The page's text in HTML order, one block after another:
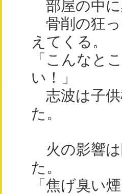
部屋の中に
骨削の狂っ
えてくる。
「こんな
い！」
志波は子供
た。
火の影響は
た。
「焦げ臭い